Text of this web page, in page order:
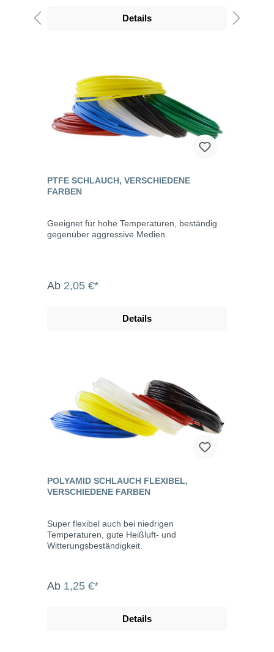
Details
PTFE SCHLAUCH, VERSCHIEDENE
FARBEN
Geeignet für hohe Temperaturen, beständig
gegenüber aggressive Medien.
Ab 2,05 €*
Details
POLYAMID SCHLAUCH FLEXIBEL,
VERSCHIEDENE FARBEN
Super flexibel auch bei niedrigen
Temperaturen, gute Heißluft- und
Witterungsbeständigkeit.
Ab 1,25 €*
Details